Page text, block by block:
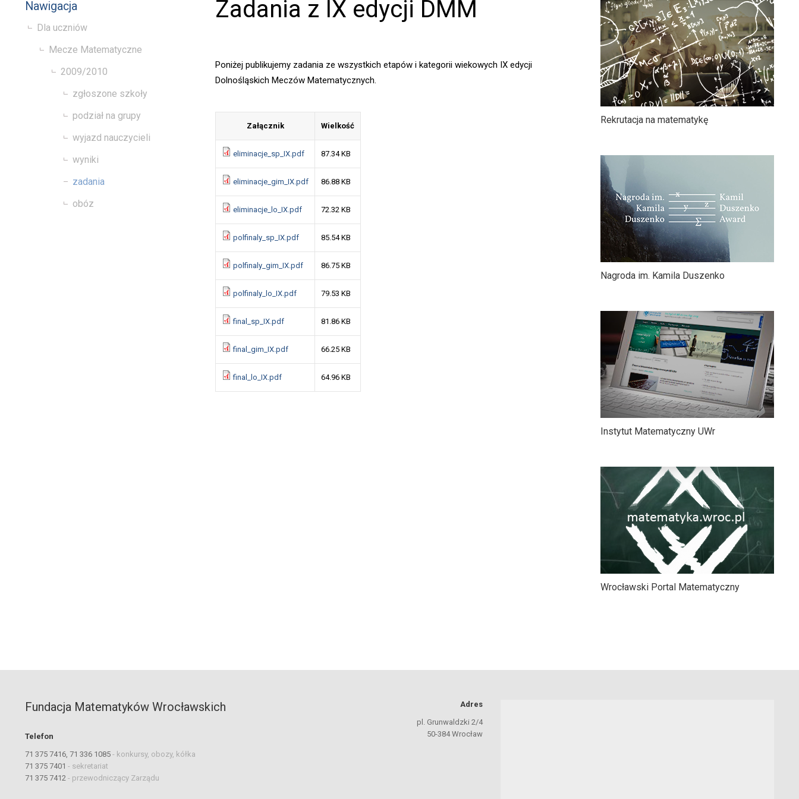
Nawigacja
Dla uczniów
Mecze Matematyczne
2009/2010
zgłoszone szkoły
podział na grupy
wyjazd nauczycieli
wyniki
zadania
obóz
Zadania z IX edycji DMM
Poniżej publikujemy zadania ze wszystkich etapów i kategorii wiekowych IX edycji
Dolnośląskich Meczów Matematycznych.
Załącznik Wielkość
eliminacje_sp_IX.pdf 87.34 KB
eliminacje_gim_IX.pdf 86.88 KB
eliminacje_lo_IX.pdf 72.32 KB
polfinaly_sp_IX.pdf 85.54 KB
polfinaly_gim_IX.pdf 86.75 KB
polfinaly_lo_IX.pdf 79.53 KB
final_sp_IX.pdf 81.86 KB
final_gim_IX.pdf 66.25 KB
final_lo_IX.pdf 64.96 KB
Rekrutacja na matematykę
Nagroda im. Kamila Duszenko
Instytut Matematyczny UWr
Wrocławski Portal Matematyczny
Fundacja Matematyków Wrocławskich
Telefon
71 375 7416, 71 336 1085 - konkursy, obozy, kółka
71 375 7401 - sekretariat
71 375 7412 - przewodniczący Zarządu
Adres
pl. Grunwaldzki 2/4
50-384 Wrocław